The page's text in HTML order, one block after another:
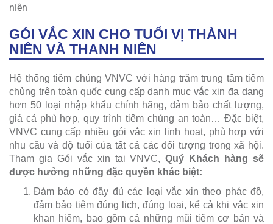
niên
GÓI VẮC XIN CHO TUỔI VỊ THÀNH
NIÊN VÀ THANH NIÊN
Hệ thống tiêm chủng VNVC với hàng trăm trung tâm tiêm
chủng trên toàn quốc cung cấp danh mục vắc xin đa dạng
hơn 50 loại nhập khẩu chính hãng, đảm bảo chất lượng,
giá cả phù hợp, quy trình tiêm chủng an toàn… Đặc biệt,
VNVC cung cấp nhiều gói vắc xin linh hoạt, phù hợp với
nhu cầu và độ tuổi của tất cả các đối tượng trong xã hội.
Tham gia Gói vắc xin tại VNVC,Quý Khách hàng sẽ
được hưởng những đặc quyền khác biệt:
Đảm bảo có đầy đủ các loại vắc xin theo phác đồ,
đảm bảo tiêm đúng lịch, đúng loại, kể cả khi vắc xin
khan hiếm, bao gồm cả những mũi tiêm cơ bản và